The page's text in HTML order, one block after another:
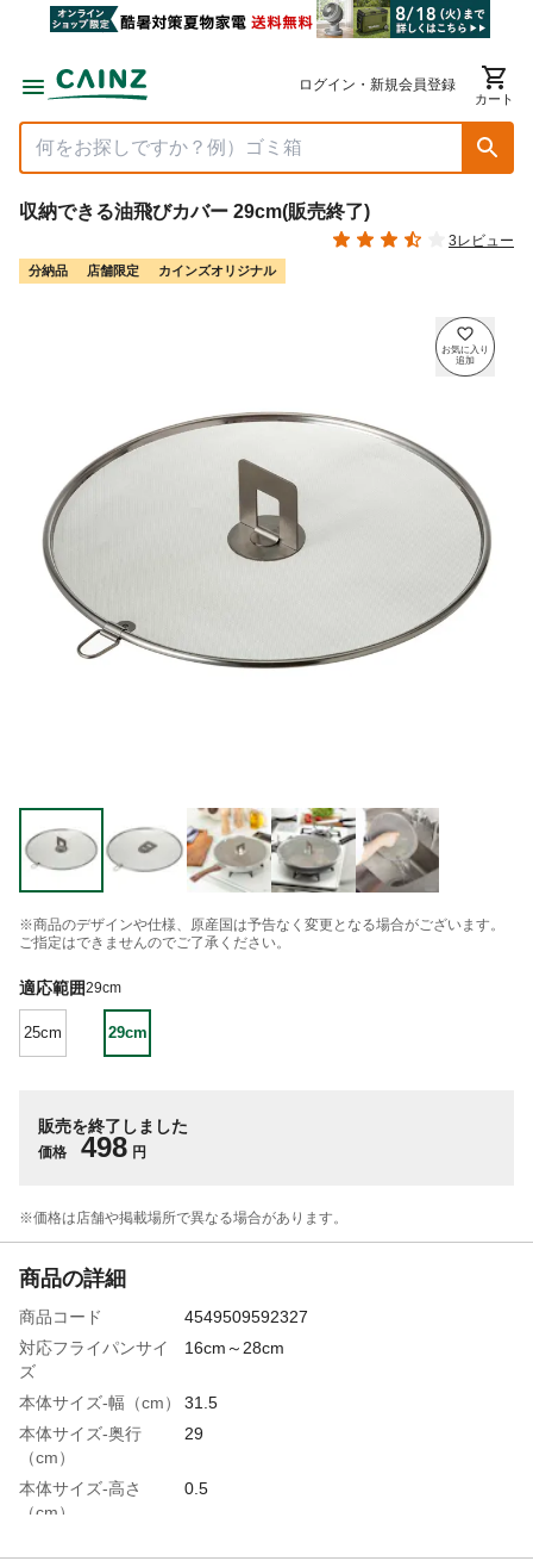
ログイン・新規会員登録
カート
収納できる油飛びカバー 29cm(販売終了)
3レビュー
分納品 店舗限定 カインズオリジナル
※商品のデザインや仕様、原産国は予告なく変更となる場合がございます。
ご指定はできませんのでご了承ください。
適応範囲29cm
25cm 29cm
販売を終了しました
価格 498 円
※価格は​店舗や​掲載場所で​異なる​場合が​あります。
商品の詳細
商品コード
4549509592327
対応フライパンサイ
ズ
16cm～28cm
本体サイズ-幅（cm）
31.5
本体サイズ-奥行
（cm）
29
本体サイズ-高さ
（cm）
0.5